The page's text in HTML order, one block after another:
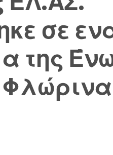
σε
της